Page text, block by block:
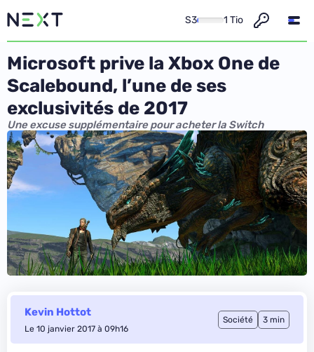
S3 1 Tio
Microsoft prive la Xbox One de
Scalebound, l’une de ses
exclusivités de 2017
Une excuse supplémentaire pour acheter la Switch
Kevin Hottot
Le 10 janvier 2017 à 09h16
Société 3 min